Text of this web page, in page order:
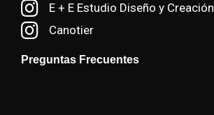
E + E Estudio Diseño y Creación
Canotier
Preguntas Frecuentes